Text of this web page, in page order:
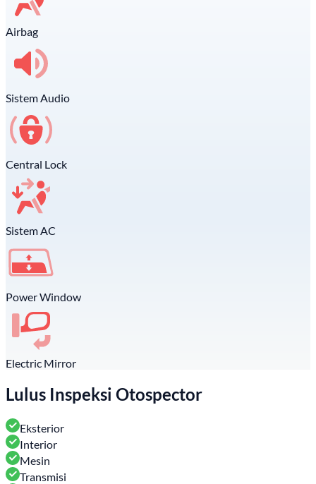
Airbag
Sistem Audio
Central Lock
Sistem AC
Power Window
Electric Mirror
Lulus Inspeksi Otospector
Eksterior
Interior
Mesin
Transmisi